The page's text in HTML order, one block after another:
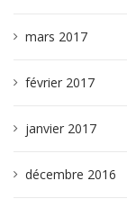
mars 2017
février 2017
janvier 2017
décembre 2016